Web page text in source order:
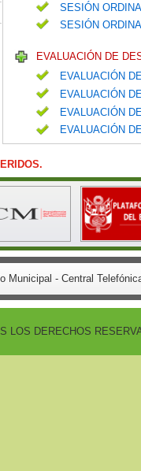
SESIÓN
SESIÓN
EVALUACIÓN DE
EVALUACIÓN
EVALUACIÓN
EVALUACIÓN
EVALUACIÓN
Municipal - Central
LOS DERECHOS